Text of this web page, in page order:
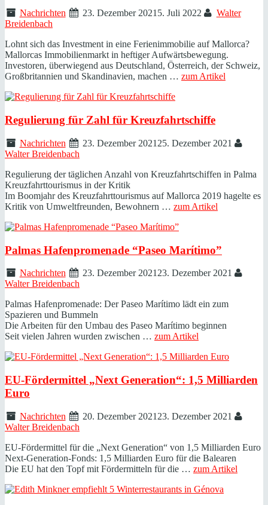
Nachrichten 23. Dezember 20215. Juli 2022
Walter
Breidenbach
Lohnt sich das Investment in eine Ferienimmobilie auf Mallorca?
Mallorcas Immobilienmarkt in heftiger Aufwärtsbewegung.
Investoren, überwiegend aus Deutschland, Österreich, der Schweiz,
Großbritannien und Skandinavien, machen … zum Artikel
Regulierung für Zahl für Kreuzfahrtschiffe
Nachrichten 23. Dezember 2021 25. Dezember 2021
Walter Breidenbach
Regulierung der täglichen Anzahl von Kreuzfahrtschiffen in Palma
Kreuzfahrttourismus in der Kritik
Im Boomjahr des Kreuzfahrttourismus auf Mallorca 2019 hagelte es
Kritik von Umweltfreunden, Bewohnern … zum Artikel
Palmas Hafenpromenade “Paseo Marítimo”
Nachrichten 23. Dezember 2021 23. Dezember 2021
Walter Breidenbach
Palmas Hafenpromenade: Der Paseo Marítimo lädt ein zum
Spazieren und Bummeln
Die Arbeiten für den Umbau des Paseo Marítimo beginnen
Seit vielen Jahren wurden zwischen … zum Artikel
EU-Fördermittel „Next Generation“: 1,5 Milliarden
Euro
Nachrichten 20. Dezember 2021 23. Dezember 2021
Walter Breidenbach
EU-Fördermittel für die „Next Generation“ von 1,5 Milliarden Euro
Next-Generation-Fonds: 1,5 Milliarden Euro für die Balearen
Die EU hat den Topf mit Fördermitteln für die … zum Artikel